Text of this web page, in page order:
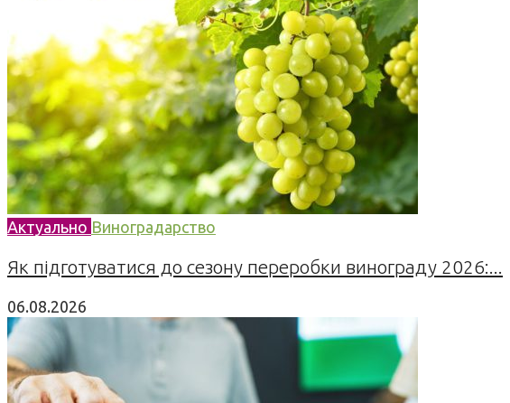
Актуально Виноградарство
Як підготуватися до сезону переробки винограду 2026:...
06.08.2026